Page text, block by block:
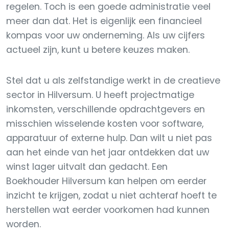
regelen. Toch is een goede administratie veel
meer dan dat. Het is eigenlijk een financieel
kompas voor uw onderneming. Als uw cijfers
actueel zijn, kunt u betere keuzes maken.
Stel dat u als zelfstandige werkt in de creatieve
sector in Hilversum. U heeft projectmatige
inkomsten, verschillende opdrachtgevers en
misschien wisselende kosten voor software,
apparatuur of externe hulp. Dan wilt u niet pas
aan het einde van het jaar ontdekken dat uw
winst lager uitvalt dan gedacht. Een
Boekhouder Hilversum kan helpen om eerder
inzicht te krijgen, zodat u niet achteraf hoeft te
herstellen wat eerder voorkomen had kunnen
worden.